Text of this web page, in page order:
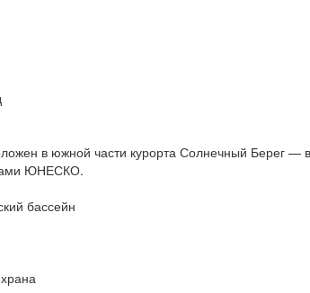
в южной части курорта Солнечный Берег —
ЮНЕСКО.
бассейн